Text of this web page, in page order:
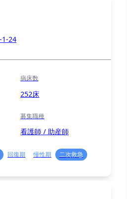
1-24
病床数
252床
募集職種
看護師 / 助産師
回復期 慢性期
二次救急